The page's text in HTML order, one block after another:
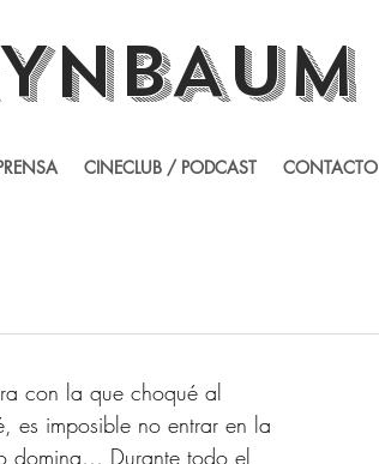
CINECLUB / PODCAST CONTACTO
con la que choqué al
es imposible no entrar en la
domina… Durante todo el